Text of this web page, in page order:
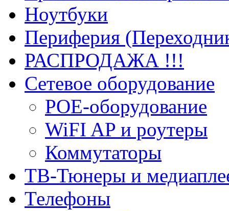
Ноутбуки
Периферия
РАСПРОДАЖА !!!
Сетевое оборудование
POE-оборудование
WiFI AP и роутеры
Коммутаторы
ТВ-Тюнеры и
Телефоны